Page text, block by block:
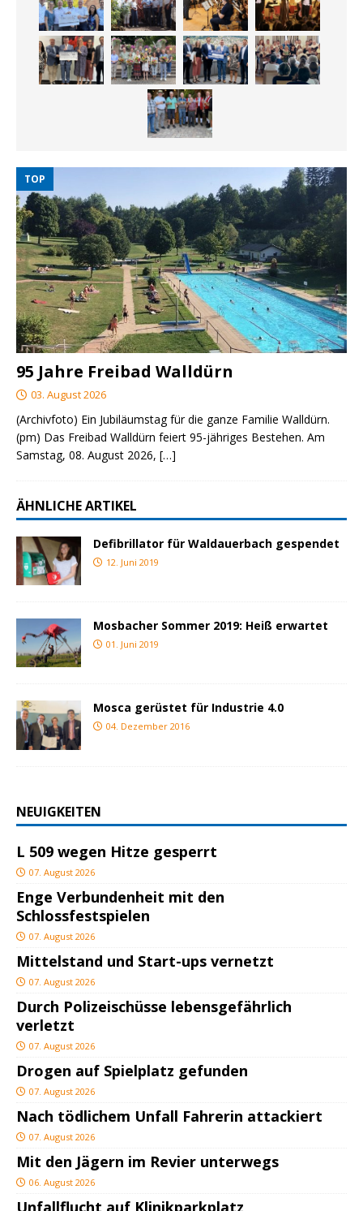
TOP
95 Jahre Freibad Walldürn
03. August 2026
(Archivfoto) Ein Jubiläumstag für die ganze Familie Walldürn.
(pm) Das Freibad Walldürn feiert 95-jähriges Bestehen. Am
Samstag, 08. August 2026, […]
ÄHNLICHE ARTIKEL
Defibrillator für Waldauerbach gespendet
12. Juni 2019
Mosbacher Sommer 2019: Heiß erwartet
01. Juni 2019
Mosca gerüstet für Industrie 4.0
04. Dezember 2016
NEUIGKEITEN
L 509 wegen Hitze gesperrt
07. August 2026
Enge Verbundenheit mit den
Schlossfestspielen
07. August 2026
Mittelstand und Start-ups vernetzt
07. August 2026
Durch Polizeischüsse lebensgefährlich
verletzt
07. August 2026
Drogen auf Spielplatz gefunden
07. August 2026
Nach tödlichem Unfall Fahrerin attackiert
07. August 2026
Mit den Jägern im Revier unterwegs
06. August 2026
Unfallflucht auf Klinikparkplatz